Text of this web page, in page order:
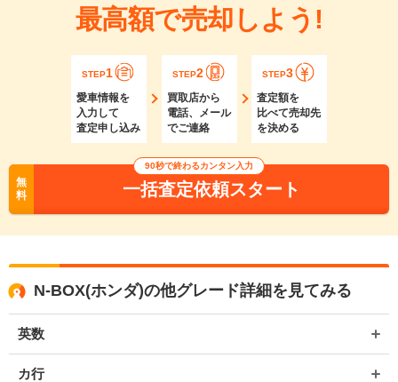
最高額で売却しよう!
STEP1
愛車情報を
入力して
査定申し込み
STEP2
買取店から
電話、メール
でご連絡
STEP3
査定額を
比べて売却先
を決める
無
料
90秒で終わるカンタン入力
一括査定依頼スタート
N-BOX(ホンダ)の他グレード詳細を見てみる
英数
カ行